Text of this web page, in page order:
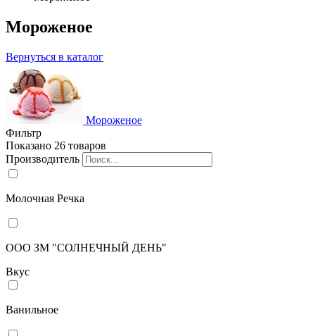
Мороженое
Вернуться в каталог
Мороженое
Фильтр
Показано 26 товаров
Производитель
Молочная Речка
ООО ЗМ "СОЛНЕЧНЫЙ ДЕНЬ"
Вкус
Ванильное